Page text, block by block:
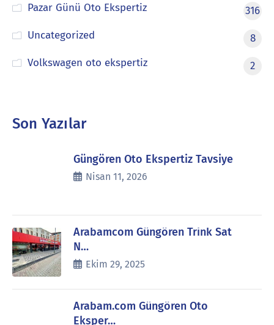
Pazar Günü Oto Ekspertiz
316
Uncategorized
8
Volkswagen oto ekspertiz
2
Son Yazılar
Güngören Oto Ekspertiz Tavsiye
Nisan 11, 2026
Arabamcom Güngören Trink Sat
N…
Ekim 29, 2025
Arabam.com Güngören Oto
Eksper…